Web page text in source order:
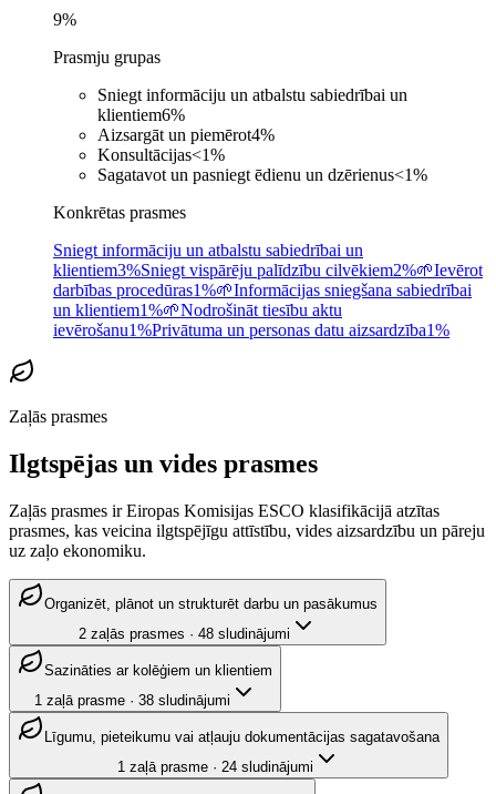
9%
Prasmju grupas
Sniegt informāciju un atbalstu sabiedrībai un
klientiem6%
Aizsargāt un piemērot4%
Konsultācijas<1%
Sagatavot un pasniegt ēdienu un dzērienus<1%
Konkrētas prasmes
Sniegt informāciju un atbalstu sabiedrībai un
klientiem3%Sniegt vispārēju palīdzību cilvēkiem2%🌱Ievērot
darbības procedūras1%🌱Informācijas sniegšana sabiedrībai
un klientiem1%🌱Nodrošināt tiesību aktu
ievērošanu1%Privātuma un personas datu aizsardzība1%
Zaļās prasmes
Ilgtspējas un vides prasmes
Zaļās prasmes ir Eiropas Komisijas ESCO klasifikācijā atzītas
prasmes, kas veicina ilgtspējīgu attīstību, vides aizsardzību un pāreju
uz zaļo ekonomiku.
Organizēt, plānot un strukturēt darbu un pasākumus
2 zaļās prasmes · 48 sludinājumi
Sazināties ar kolēģiem un klientiem
1 zaļā prasme· 38 sludinājumi
Līgumu, pieteikumu vai atļauju dokumentācijas sagatavošana
1 zaļā prasme · 24 sludinājumi